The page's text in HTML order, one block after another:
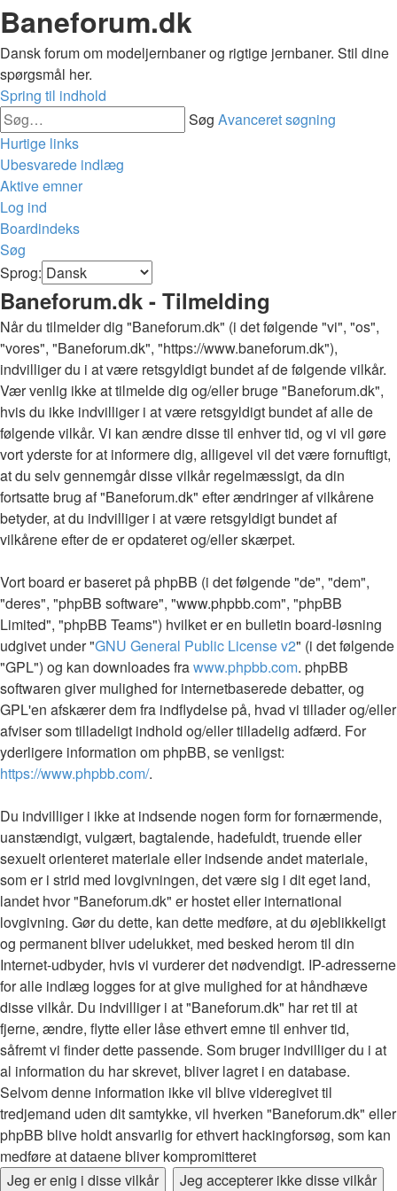
Baneforum.dk
Dansk forum om modeljernbaner og rigtige jernbaner. Stil dine
spørgsmål her.
Spring til indhold
Søg Avanceret søgning
Hurtige links
Ubesvarede indlæg
Aktive emner
Log ind
Boardindeks
Søg
Sprog:
Baneforum.dk - Tilmelding
Når du tilmelder dig "Baneforum.dk" (i det følgende "vi", "os",
"vores", "Baneforum.dk", "https://www.baneforum.dk"),
indvilliger du i at være retsgyldigt bundet af de følgende vilkår.
Vær venlig ikke at tilmelde dig og/eller bruge "Baneforum.dk",
hvis du ikke indvilliger i at være retsgyldigt bundet af alle de
følgende vilkår. Vi kan ændre disse til enhver tid, og vi vil gøre
vort yderste for at informere dig, alligevel vil det være fornuftigt,
at du selv gennemgår disse vilkår regelmæssigt, da din
fortsatte brug af "Baneforum.dk" efter ændringer af vilkårene
betyder, at du indvilliger i at være retsgyldigt bundet af
vilkårene efter de er opdateret og/eller skærpet.
Vort board er baseret på phpBB (i det følgende "de", "dem",
"deres", "phpBB software", "www.phpbb.com", "phpBB
Limited", "phpBB Teams") hvilket er en bulletin board-løsning
udgivet under "GNU General Public License v2" (i det følgende
"GPL") og kan downloades frawww.phpbb.com. phpBB
softwaren giver mulighed for internetbaserede debatter, og
GPL'en afskærer dem fra indflydelse på, hvad vi tillader og/eller
afviser som tilladeligt indhold og/eller tilladelig adfærd. For
yderligere information om phpBB, se venligst:
https://www.phpbb.com/.
Du indvilliger i ikke at indsende nogen form for fornærmende,
uanstændigt, vulgært, bagtalende, hadefuldt, truende eller
sexuelt orienteret materiale eller indsende andet materiale,
som er i strid med lovgivningen, det være sig i dit eget land,
landet hvor "Baneforum.dk" er hostet eller international
lovgivning. Gør du dette, kan dette medføre, at du øjeblikkeligt
og permanent bliver udelukket, med besked herom til din
Internet-udbyder, hvis vi vurderer det nødvendigt. IP-adresserne
for alle indlæg logges for at give mulighed for at håndhæve
disse vilkår. Du indvilliger i at "Baneforum.dk" har ret til at
fjerne, ændre, flytte eller låse ethvert emne til enhver tid,
såfremt vi finder dette passende. Som bruger indvilliger du i at
al information du har skrevet, bliver lagret i en database.
Selvom denne information ikke vil blive videregivet til
tredjemand uden dit samtykke, vil hverken "Baneforum.dk" eller
phpBB blive holdt ansvarlig for ethvert hackingforsøg, som kan
medføre at dataene bliver kompromitteret